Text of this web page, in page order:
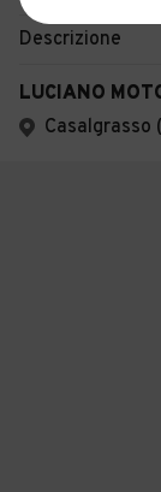
Descrizione
LUCIANO
Casalgrasso